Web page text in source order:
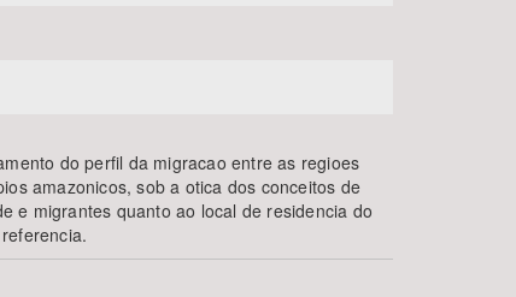
do perfil da migracao entre as regioes
amazonicos, sob a otica dos conceitos de
e migrantes quanto ao local de residencia do